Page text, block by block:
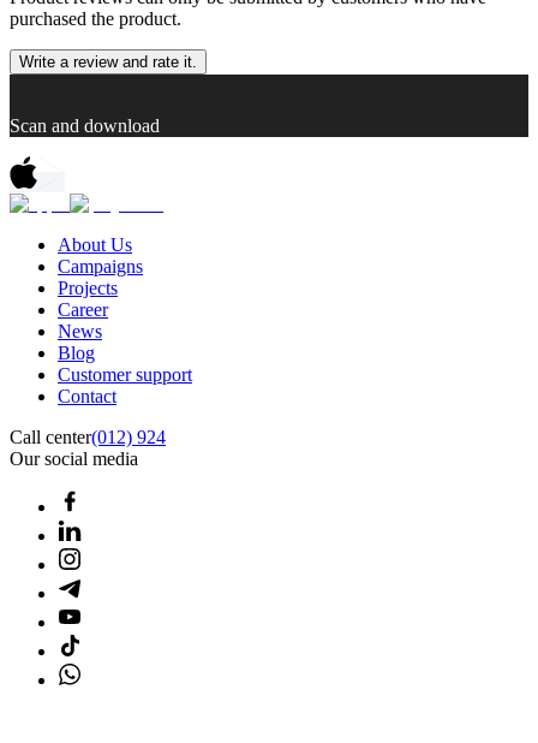
purchased the product.
Write a review and rate it.
Scan and download
About Us
Campaigns
Projects
Career
News
Blog
Customer support
Contact
Call center(012) 924
Our social media